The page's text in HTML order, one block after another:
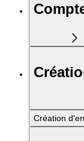
Création